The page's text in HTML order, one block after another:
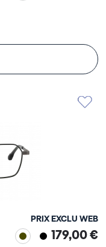
PRIX EXCLU WEB
179,00 €